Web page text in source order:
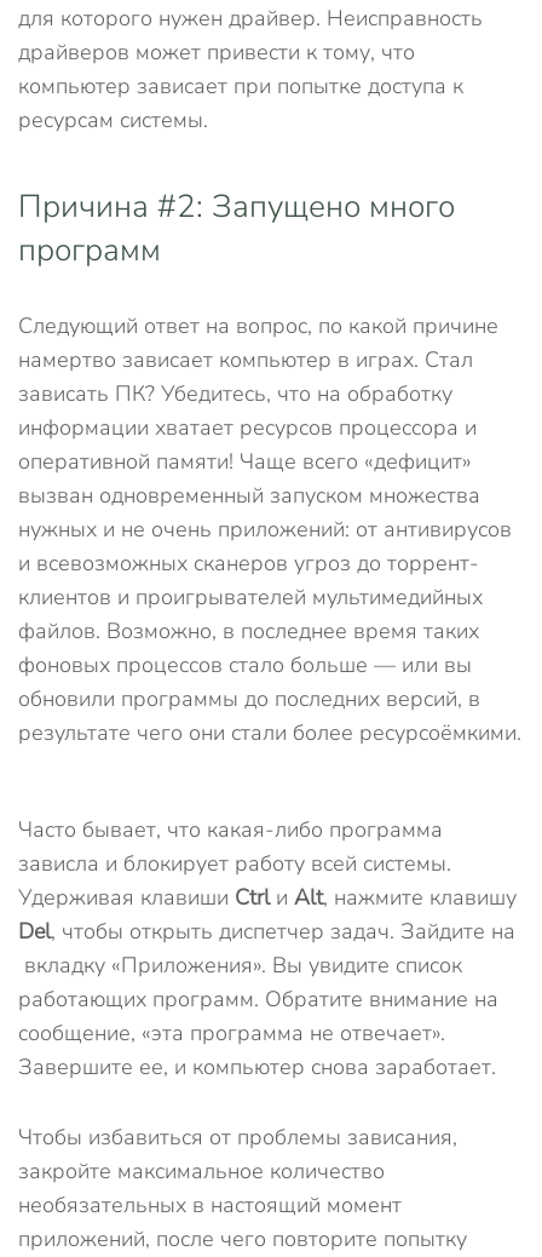
для которого нужен драйвер. Неисправность
драйверов может привести к тому, что
компьютер зависает при попытке доступа к
ресурсам системы.
Причина #2: Запущено много
программ
Следующий ответ на вопрос, по какой причине
намертво зависает компьютер в играх. Стал
зависать ПК? Убедитесь, что на обработку
информации хватает ресурсов процессора и
оперативной памяти! Чаще всего «дефицит»
вызван одновременный запуском множества
нужных и не очень приложений: от антивирусов
и всевозможных сканеров угроз до торрент-
клиентов и проигрывателей мультимедийных
файлов. Возможно, в последнее время таких
фоновых процессов стало больше — или вы
обновили программы до последних версий, в
результате чего они стали более ресурсоёмкими.
Часто бывает, что какая-либо программа
зависла и блокирует работу всей системы.
Удерживая клавиши Ctrlи Alt, нажмите клавишу
Del, чтобы открыть диспетчер задач. Зайдите на
вкладку «Приложения». Вы увидите список
работающих программ. Обратите внимание на
сообщение, «эта программа не отвечает».
Завершите ее, и компьютер снова заработает.
Чтобы избавиться от проблемы зависания,
закройте максимальное количество
необязательных в настоящий момент
приложений, после чего повторите попытку